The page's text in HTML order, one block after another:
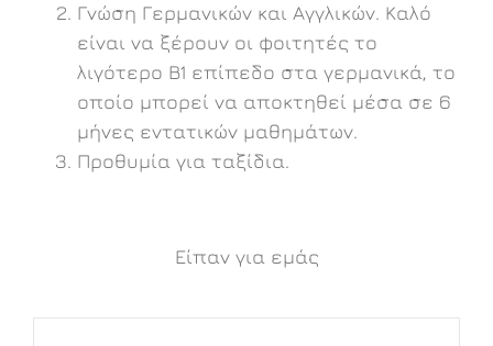
Γνώση Γερμανικών και Αγγλικών. Καλό
είναι να ξέρουν οι φοιτητές το
λιγότερο B1 επίπεδο στα γερμανικά, το
οποίο μπορεί να αποκτηθεί μέσα σε 6
μήνες εντατικών μαθημάτων.
Προθυμία για ταξίδια.
Είπαν για εμάς